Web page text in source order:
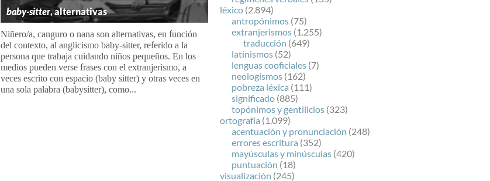
léxico (2.894)
antropónimos (75)
extranjerismos (1.255)
traducción (649)
latinismos (52)
lenguas cooficiales (7)
neologismos (162)
pobreza léxica (111)
significado (885)
topónimos y gentilicios (323)
ortografía (1.099)
acentuación y pronunciación (248)
errores escritura (352)
mayúsculas y minúsculas (420)
puntuación (18)
visualización (245)
baby-sitter, alternativas
Niñero/a, canguro o nana son alternativas, en función
del contexto, al anglicismo baby-sitter, referido a la
persona que trabaja cuidando niños pequeños. En los
medios pueden verse frases con el extranjerismo, a
veces escrito con espacio (baby sitter) y otras veces en
una sola palabra (babysitter), como...